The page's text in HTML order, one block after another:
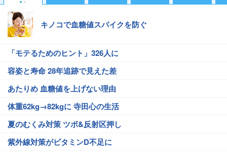
キノコで血糖値スパイクを防ぐ
「モテるためのヒント」326人に
容姿と寿命 28年追跡で見えた差
あたりめ 血糖値を上げない理由
体重62kg→82kgに 寺田心の生活
夏のむくみ対策 ツボ&反射区押し
紫外線対策がビタミンD不足に